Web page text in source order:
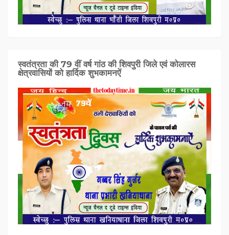
स्वतंत्रता की 79 वीं वर्ष गांठ की शिवपुरी जिले एवं कोलारस
क्षेत्रवासियों को हार्दिक शुभकामनऐं